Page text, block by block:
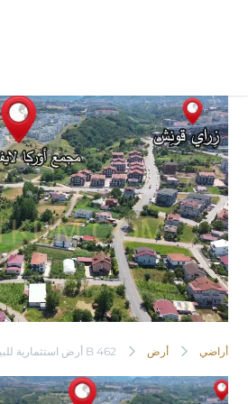
أراضي أرض B 462 أرض استثمارية للبيع في باشيسكلى